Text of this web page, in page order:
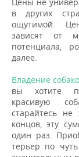
в других
ощутимой.
зависят от
потенциала,
далее.
Владение
вы хотите
красивую
старайтесь
концов, эту
один раз.
терьер по